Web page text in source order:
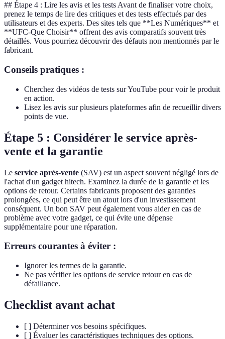
## Étape 4 : Lire les avis et les tests Avant de finaliser votre choix,
prenez le temps de lire des critiques et des tests effectués par des
utilisateurs et des experts. Des sites tels que **Les Numériques** et
**UFC-Que Choisir** offrent des avis comparatifs souvent très
détaillés. Vous pourriez découvrir des défauts non mentionnés par le
fabricant.
Conseils pratiques :
Cherchez des vidéos de tests sur YouTube pour voir le produit
en action.
Lisez les avis sur plusieurs plateformes afin de recueillir divers
points de vue.
Étape 5 : Considérer le service après-
vente et la garantie
Le service après-vente (SAV) est un aspect souvent négligé lors de
l'achat d'un gadget hitech. Examinez la durée de la garantie et les
options de retour. Certains fabricants proposent des garanties
prolongées, ce qui peut être un atout lors d'un investissement
conséquent. Un bon SAV peut également vous aider en cas de
problème avec votre gadget, ce qui évite une dépense
supplémentaire pour une réparation.
Erreurs courantes à éviter :
Ignorer les termes de la garantie.
Ne pas vérifier les options de service retour en cas de
défaillance.
Checklist avant achat
[ ] Déterminer vos besoins spécifiques.
[ ] Évaluer les caractéristiques techniques des options.